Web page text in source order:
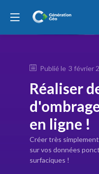
Publié le 3 février
Réaliser
en ligne !
Créer très
sur vos données
surfaciques !